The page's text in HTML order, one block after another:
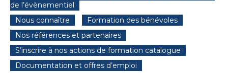
de l’évènementiel
Nous connaître
Formation des bénévoles
Nos références et partenaires
S’inscrire à nos actions de formation catalogue
Documentation et offres d’emploi